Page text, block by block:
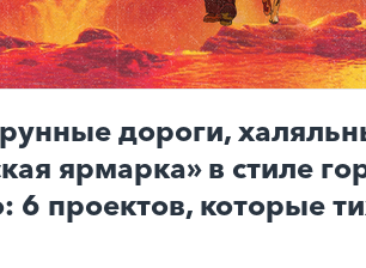
дороги,
ярмарка» в стиле
6 проектов, которые